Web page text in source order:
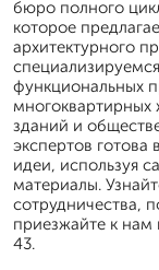
бюро полного
которое
архитектурного
функциональных
многоквартирных
зданий и
экспертов готова
идеи, используя
материалы.
сотрудничества,
приезжайте к
43.